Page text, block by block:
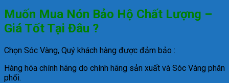
Muốn Mua Nón Bảo Hộ Chất Lượng –
Giá Tốt Tại Đâu ?
Chọn Sóc Vàng, Quý khách hàng được đảm bảo :
Hàng hóa chính hãng do chính hãng sản xuất và Sóc Vàng phân
phối.